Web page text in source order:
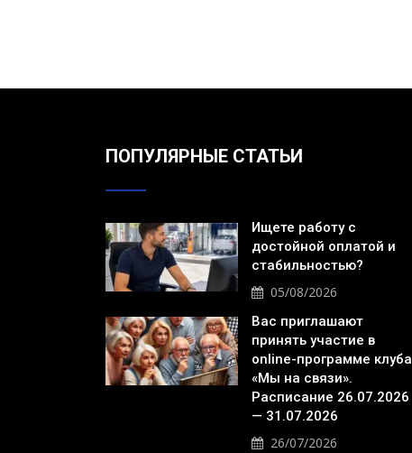
ПОПУЛЯРНЫЕ СТАТЬИ
Ищете работу с
достойной оплатой и
стабильностью?
05/08/2026
Вас приглашают
принять участие в
online-программе клуба
«Мы на связи».
Расписание 26.07.2026
— 31.07.2026
26/07/2026